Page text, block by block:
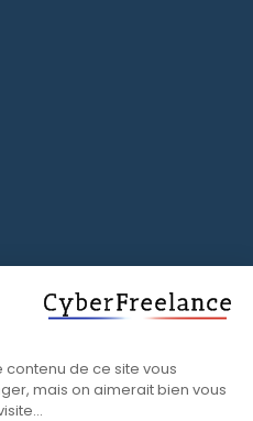
pour rester informé des